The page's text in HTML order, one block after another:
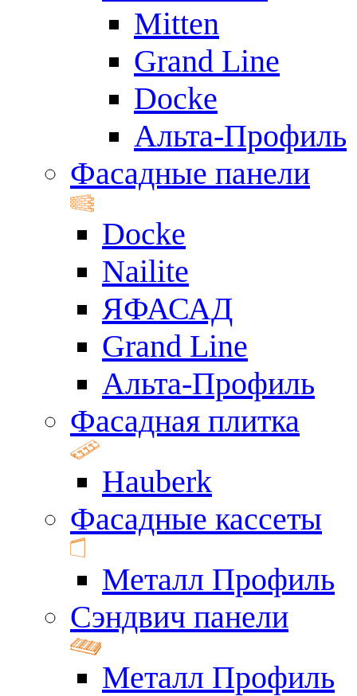
Mitten
Grand Line
Docke
Альта-Профиль
Фасадные панели
Docke
Nailite
ЯФАСАД
Grand Line
Альта-Профиль
Фасадная плитка
Hauberk
Фасадные кассеты
Металл Профиль
Сэндвич панели
Металл Профиль